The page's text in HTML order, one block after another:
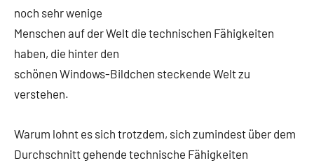
noch sehr wenige
Menschen auf der Welt die technischen Fähigkeiten
haben, die hinter den
schönen Windows-Bildchen steckende Welt zu
verstehen.
Warum lohnt es sich trotzdem, sich zumindest über dem
Durchschnitt gehende technische Fähigkeiten